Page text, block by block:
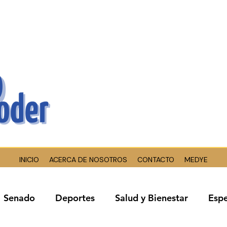
INICIO ACERCA DE NOSOTROS CONTACTO MEDYE
Senado Deportes Salud y Bienestar